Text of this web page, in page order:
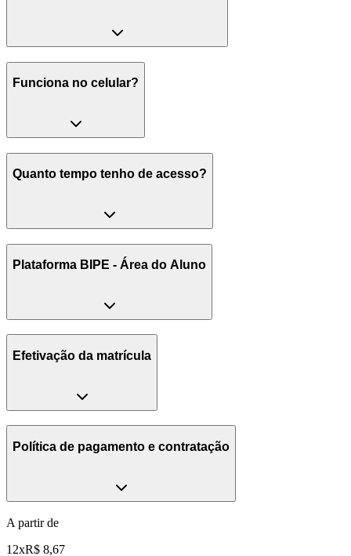
Funciona no celular?
Quanto tempo tenho de acesso?
Plataforma BIPE - Área do Aluno
Efetivação da matrícula
Política de pagamento e contratação
A partir de
12xR$ 8,67